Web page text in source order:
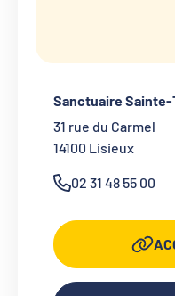
Sanctuaire
31 rue du Carmel
14100 Lisieux
02 31 48 55 00